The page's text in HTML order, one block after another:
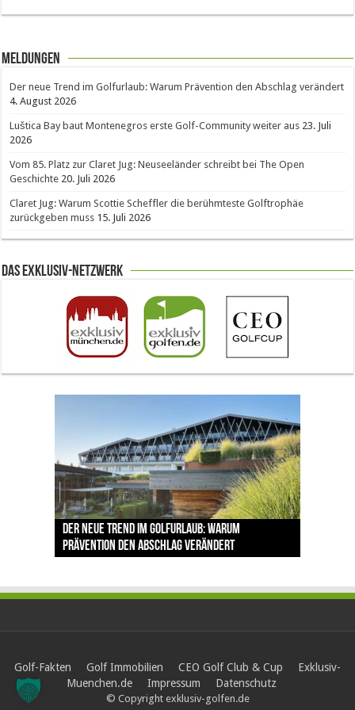
Meldungen
Der neue Trend im Golfurlaub: Warum Prävention den Abschlag verändert
4. August 2026
Luštica Bay baut Montenegros erste Golf-Community weiter aus 23. Juli
2026
Vom 85. Platz zur Claret Jug: Neuseeländer schreibt bei The Open
Geschichte 20. Juli 2026
Claret Jug: Warum Scottie Scheffler die berühmteste Golftrophäe
zurückgeben muss 15. Juli 2026
Das Exklusiv-Netzwerk
Der neue Trend im Golfurlaub: Warum
Prävention den Abschlag verändert
Luštica Bay baut Montenegros erste Golf-
Community weiter aus
Vom 85. Platz zur Claret Jug: Neuseeländer
schreibt bei The Open Geschichte
Claret Jug: Warum Scottie Scheffler die
berühmteste Golftrophäe zurückgeben muss
The Open 2026 in Royal Birkdale: Warum der
traditionsreiche Linksplatz zu den größten
Herausforderungen im Golfsport zählt
Golf-Fakten Golf Immobilien CEO Golf Club & Cup
Exklusiv-
Muenchen.de
Impressum Datenschutz
© Copyright exklusiv-golfen.de